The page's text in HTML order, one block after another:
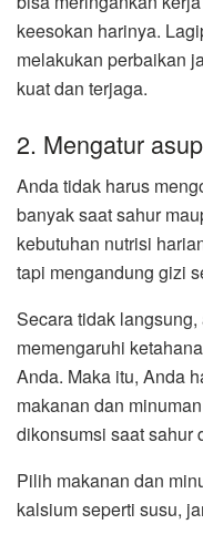
keesokan harinya.
melakukan perbaikan
kuat dan terjaga.
2. Mengatur
Anda tidak harus
banyak saat sahur
kebutuhan nutrisi
tapi mengandung gizi
Secara tidak
memengaruhi
Anda. Maka itu, Anda
makanan dan
dikonsumsi saat sahur
Pilih makanan dan
kalsium seperti susu,